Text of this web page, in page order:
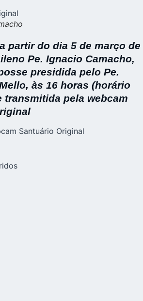
partir do dia 5 de março de
Pe. Ignacio Camacho,
presidida pelo Pe.
às 16 horas (horário
transmitida pela webcam
Santuário Original